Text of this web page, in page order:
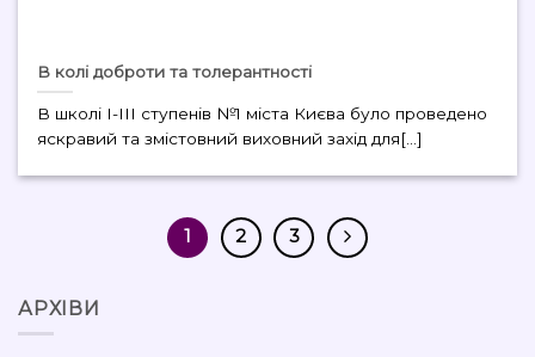
В колі доброти та толерантності
В школі І-ІІІ ступенів №1 міста Києва було проведено
яскравий та змістовний виховний захід для[...]
1 2 3
АРХІВИ